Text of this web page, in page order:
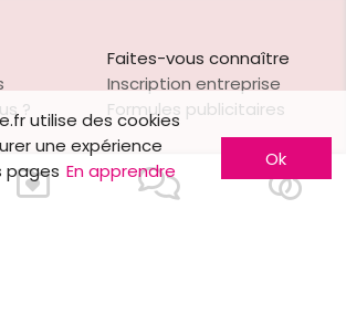
?
Faites-vous connaître
Inscription entreprise
Formules publicitaires
utilise des cookies
une expérience
pages En apprendre
Ok